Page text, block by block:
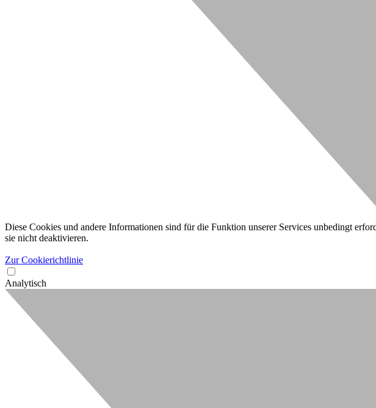
Diese Cookies und andere Informationen sind für die Funktion unserer Services unbedingt
sie nicht deaktivieren.
Zur Cookierichtlinie
Analytisch